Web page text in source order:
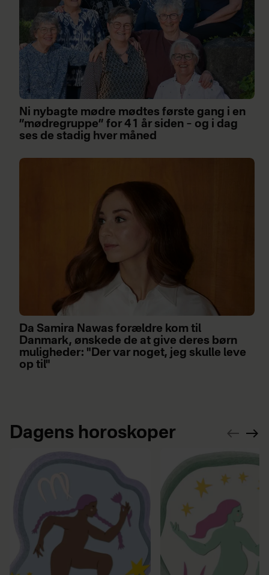
Ni nybagte mødre mødtes første gang i en
”mødregruppe” for 41 år siden – og i dag
ses de stadig hver måned
Da Samira Nawas forældre kom til
Danmark, ønskede de at give deres børn
muligheder: "Der var noget, jeg skulle leve
op til"
Dagens horoskoper